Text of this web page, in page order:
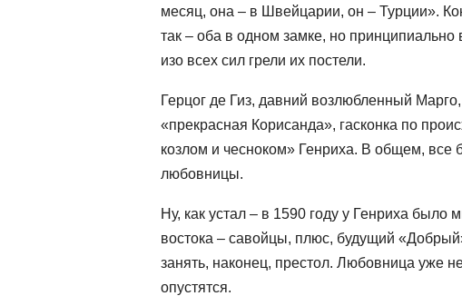
месяц, она – в Швейцарии, он – Турции».
так – оба в одном замке, но
изо всех сил грели их постели.
Герцог де Гиз, давний возлюбленный
«прекрасная Корисанда», гасконка по
козлом и чесноком» Генриха. В общем, все
любовницы.
Ну, как устал – в 1590 году у Генриха
востока – савойцы, плюс, будущий
занять, наконец, престол. Любовница уже
опустятся.